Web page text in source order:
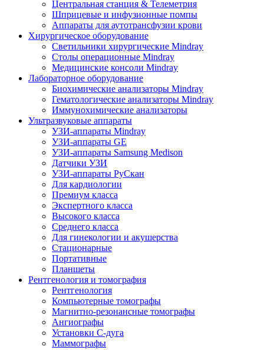
Центральная станция & Телеметрия
Шприцевые и инфузионные помпы
Аппараты для аутотрансфузии крови
Хирургическое оборудование
Светильники хирургические Mindray
Столы операционные Mindray
Медицинские консоли Mindray
Лабораторное оборудование
Биохимические анализаторы Mindray
Гематологические анализаторы Mindray
Иммунохимические анализаторы
Ультразвуковые аппараты
УЗИ-аппараты Mindray
УЗИ-аппараты GE
УЗИ-аппараты Samsung Medison
Датчики УЗИ
УЗИ-аппараты РуСкан
Для кардиологии
Премиум класса
Экспертного класса
Высокого класса
Среднего класса
Для гинекологии и акушерства
Стационарные
Портативные
Планшеты
Рентгенология и томография
Рентгенология
Компьютерные томографы
Магнитно-резонансные томографы
Ангиографы
Установки С-дуга
Маммографы